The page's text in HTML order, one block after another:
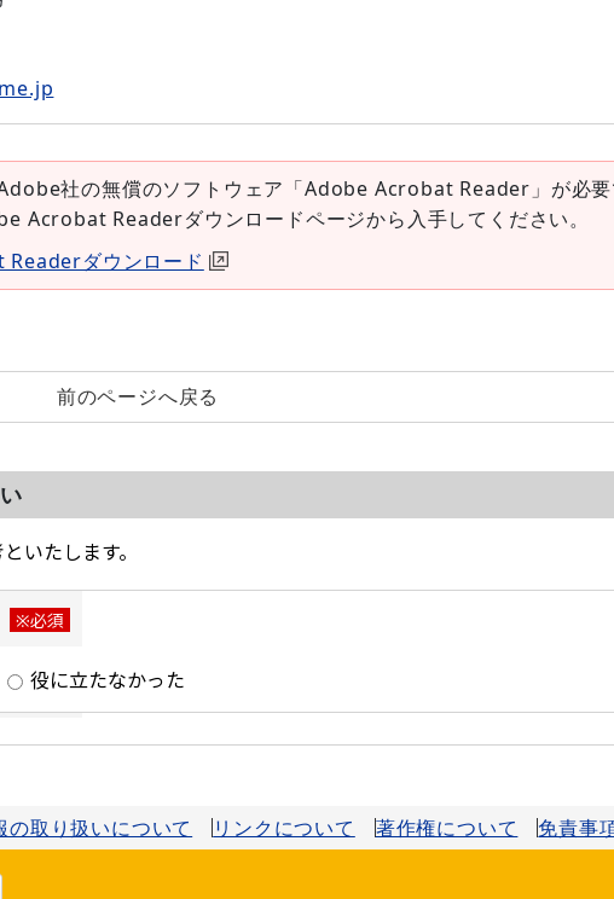
社の無償のソフトウェア「Adobe Acrobat Reader」が必
Acrobat Readerダウンロードページから入手してください。
ダウンロード
前のページへ戻る
の取り扱いについて リンクについて 著作権について 免責事